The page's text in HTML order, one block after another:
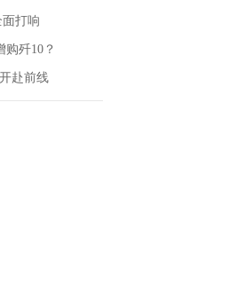
打响
购歼10？
赴前线